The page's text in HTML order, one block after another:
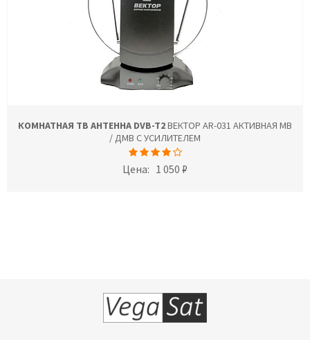
КОМНАТНАЯ ТВ АНТЕННА DVB-T2ВЕКТОР AR-031 АКТИВНАЯ МВ
/ ДМВ С УСИЛИТЕЛЕМ
Цена: 1 050 ₽